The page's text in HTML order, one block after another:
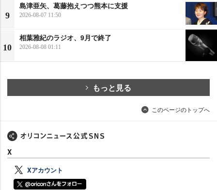
9
島津亜矢、葛藤抱えつつ熊本に支援
2026-08-07 11:50
10
相葉雅紀のラジオ、9月で終了
2026-08-08 01:11
もっと見る
このページのトップへ
X
Xアカウント